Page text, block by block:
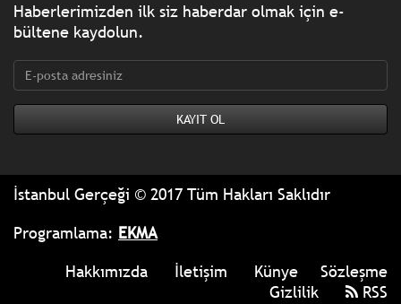
Haberlerimizden ilk siz haberdar olmak için e-
bültene kaydolun.
İstanbul Gerçeği © 2017 Tüm Hakları Saklıdır
Programlama: EKMA
Hakkımızda
İletişim Künye
Sözleşme
Gizlilik
RSS